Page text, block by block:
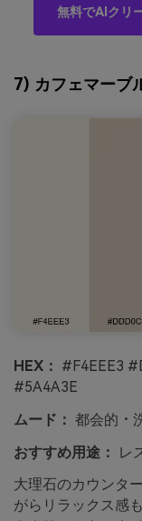
無料でAIクリ
7) カフェマーブ
HEX： #F4EEE3
#5A4A3E
ムード： 都会的・
おすすめ用途：
レ
大理石のカウンタ
がらリラックス感